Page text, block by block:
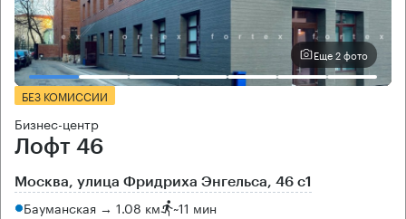
Еще 2 фото
БЕЗ КОМИССИИ
Бизнес-центр
Лофт 46
Москва, улица Фридриха Энгельса, 46 с1
Бауманская → 1.08 км ~11 мин